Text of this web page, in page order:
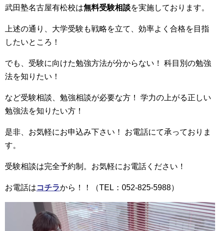
武田塾名古屋有松校は無料受験相談を実施しております。
上述の通り、大学受験も戦略を立て、効率よく合格を目指
したいところ！
でも、受験に向けた勉強方法が分からない！ 科目別の勉強
法を知りたい！
など受験相談、勉強相談が必要な方！ 学力の上がる正しい
勉強法を知りたい方！
是非、お気軽にお申込み下さい！ お電話にて承っておりま
す。
受験相談は完全予約制。お気軽にお電話ください！
お電話はコチラから！！（TEL：052-825-5988）